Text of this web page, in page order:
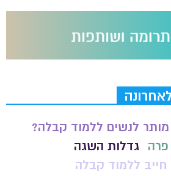
לנשים ללמוד קבלה?
גדלות השגה
ללמוד קבלה